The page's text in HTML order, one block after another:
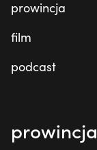
prowincja
film
podcast
prowincja